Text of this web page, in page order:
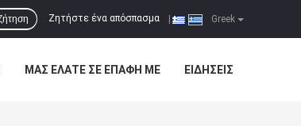
Greek
Ζητήστε ένα απόσπασμα
ΜΑΣ ΕΛΆΤΕ ΣΕ ΕΠΑΦΉ ΜΕ ΕΙΔΉΣΕΙΣ